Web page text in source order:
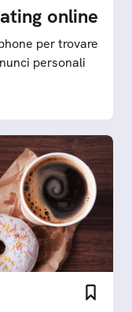
online
per trovare
personali